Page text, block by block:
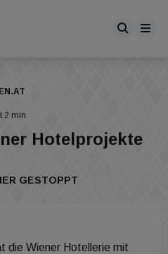
2 min
Hotelprojekte
GESTOPPT
die Wiener Hotellerie mit